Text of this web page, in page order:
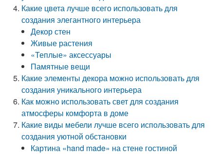
Какие цвета лучше всего использовать для
создания элегантного интерьера
Декор стен
Живые растения
«Теплые» аксессуары
Памятные вещи
Какие элементы декора можно использовать для
создания уникального интерьера
Как можно использовать свет для создания
атмосферы комфорта в доме
Какие виды мебели лучше всего использовать для
создания уютной обстановки
Картина «hand made» на стене гостиной